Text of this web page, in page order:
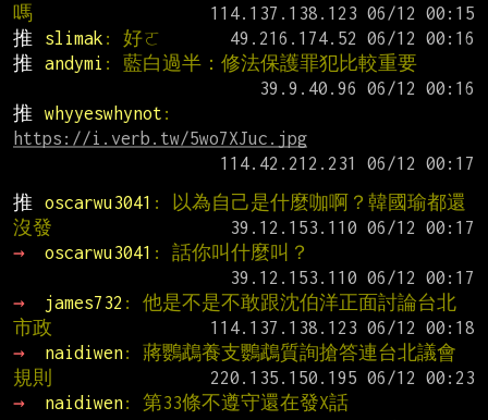
嗎
推
slimak : 好ㄛ
推
andymi : 藍白過半：修法保護罪犯比較重要
推
whyyeswhynot
https://i.verb.tw/5wo7XJuc.jpg
推
oscarwu3041 : 以為自己是什麼咖啊？韓國瑜都還
沒發
→
oscarwu3041 : 話你叫什麼叫？
→
james732 : 他是不是不敢跟沈伯洋正面討論台北
市政
→
naidiwen: 蔣鸚鵡養支鸚鵡質詢搶答連台北議會
規則
→
naidiwen: 第33條不遵守還在發X話